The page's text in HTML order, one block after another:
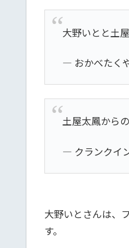
大野いとと土
— おかべたく
土屋太鳳から
— クランクイ
大野いとさんは、
す。